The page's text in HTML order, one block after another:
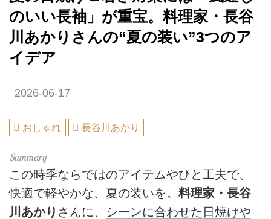
のいい長袖」が重宝。料理家・長谷
川あかりさんの“夏の装い”3つのア
イデア
2026-06-17
おしゃれ 長谷川あかり
この時季ならではのアイテムやひと工夫で、
快適で軽やかな、夏の装いを。 料理家・長谷
川あかり さんに、 シーンに合わせた日焼けや